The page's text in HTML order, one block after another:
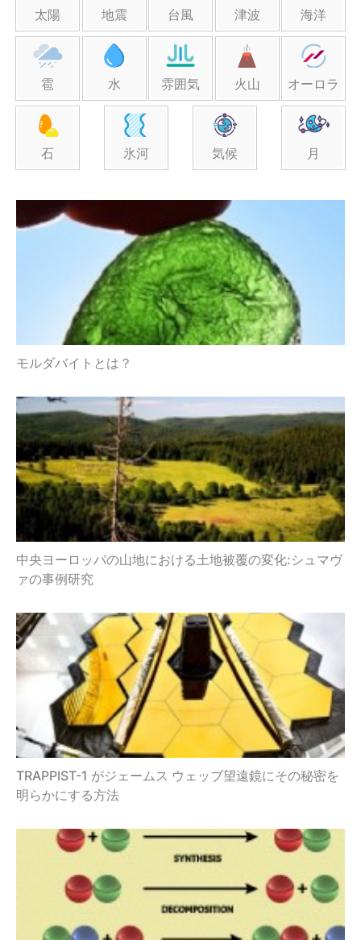
太陽 地震 台風 津波 海洋
雹 水 雰囲気 火山 オーロラ
石 氷河 気候 月
モルダバイトとは？
中央ヨーロッパの山地における土地被覆の変化:シュマヴ
ァの事例研究
TRAPPIST-1 がジェームス ウェッブ望遠鏡にその秘密を
明らかにする方法